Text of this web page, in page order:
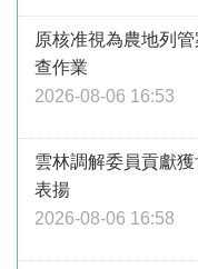
原核准視為農地列
查作業
2026-08-06 16:53
雲林調解委員貢獻
表揚
2026-08-06 16:58